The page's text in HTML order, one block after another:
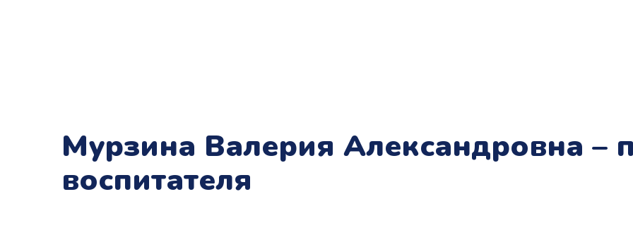
Мурзина Валерия Александровна –
воспитателя